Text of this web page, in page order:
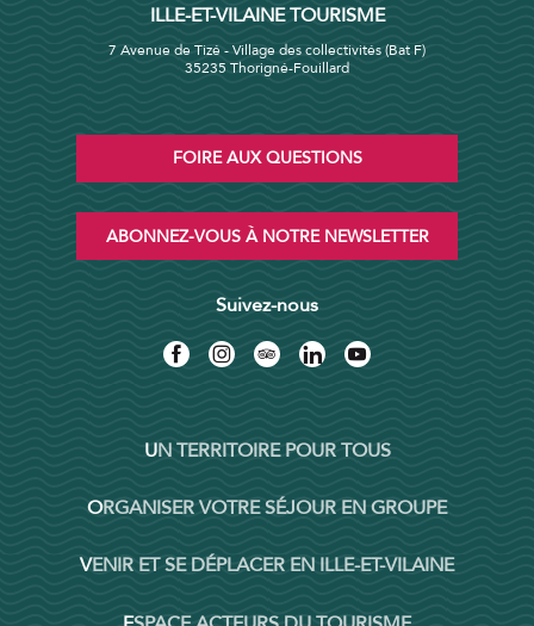
ILLE-ET-VILAINE TOURISME
7 Avenue de Tizé - Village des collectivités (Bat F)
35235 Thorigné-Fouillard
FOIRE AUX QUESTIONS
ABONNEZ-VOUS À NOTRE NEWSLETTER
Suivez-nous
UN TERRITOIRE POUR TOUS
ORGANISER VOTRE SÉJOUR EN GROUPE
VENIR ET SE DÉPLACER EN ILLE-ET-VILAINE